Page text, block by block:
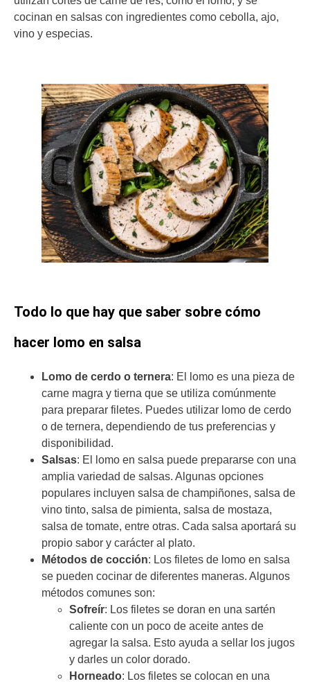
cocinan en salsas con ingredientes como cebolla, ajo,
vino y especias.
Todo lo que hay que saber sobre cómo
hacer lomo en salsa
Lomo de cerdo o ternera: El lomo es una pieza de
carne magra y tierna que se utiliza comúnmente
para preparar filetes. Puedes utilizar lomo de cerdo
o de ternera, dependiendo de tus preferencias y
disponibilidad.
Salsas: El lomo en salsa puede prepararse con una
amplia variedad de salsas. Algunas opciones
populares incluyen salsa de champiñones, salsa de
vino tinto, salsa de pimienta, salsa de mostaza,
salsa de tomate, entre otras. Cada salsa aportará su
propio sabor y carácter al plato.
Métodos de cocción: Los filetes de lomo en salsa
se pueden cocinar de diferentes maneras. Algunos
métodos comunes son:
Sofreír: Los filetes se doran en una sartén
caliente con un poco de aceite antes de
agregar la salsa. Esto ayuda a sellar los jugos
y darles un color dorado.
Horneado: Los filetes se colocan en una